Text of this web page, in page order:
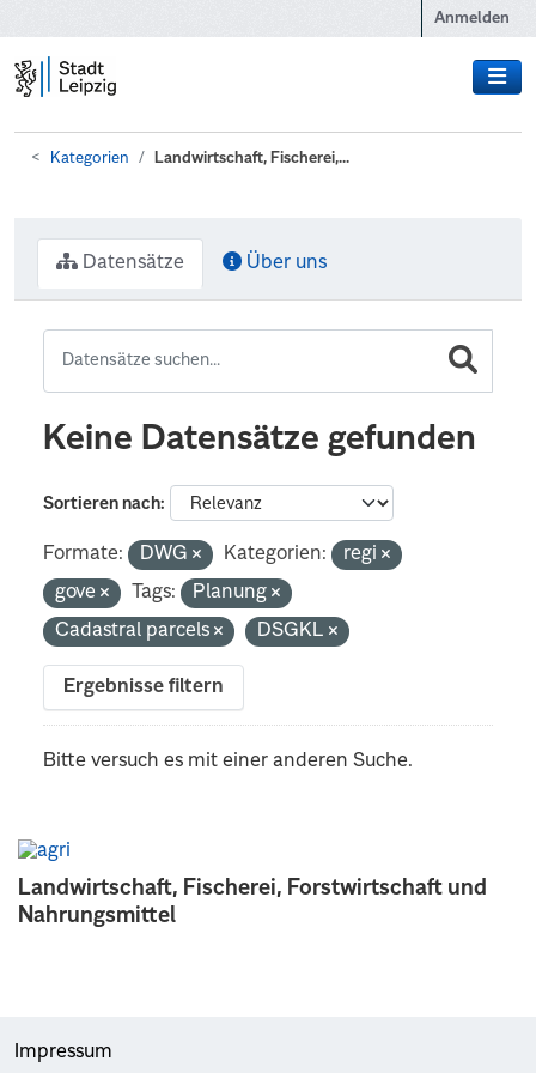
Anmelden
Kategorien Landwirtschaft, Fischerei,...
Landwirtschaft, Fischerei, Forstwirtschaft und
Nahrungsmittel
Datensätze Über uns
Keine Datensätze gefunden
Sortieren nach
Formate: DWG Kategorien:
regi
gove
Tags:
Planung
Cadastral parcels
DSGKL
Ergebnisse filtern
Bitte versuch es mit einer anderen Suche.
Impressum